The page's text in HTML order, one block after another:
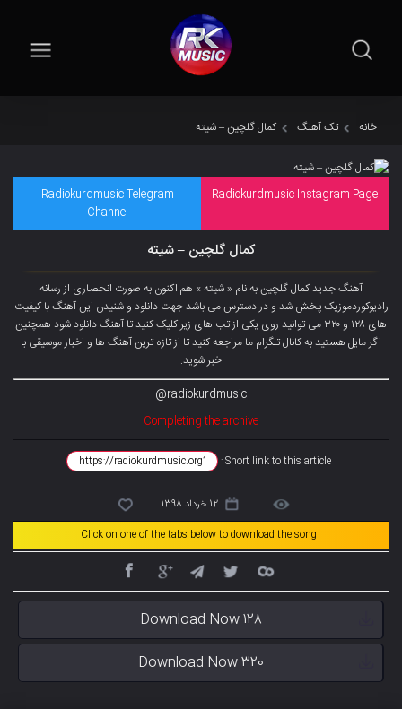
خانه تک آهنگ کمال گلچین – شیته
Radiokurdmusic Instagram Page
Radiokurdmusic Telegram
Channel
کمال گلچین – شیته
آهنگ جدید کمال گلچین به نام « شیته » هم اکنون به صورت انحصاری از رسانه
رادیوکوردموزیک پخش شد و در دسترس می باشد جهت دانلود و شنیدن این آهنگ با کیفیت
های ۱۲۸ و ۳۲۰ می توانید روی یکی از تب های زیر کلیک کنید تا آهنگ دانلود شود همچنین
اگر مایل هستید به کانال تلگرام ما مراجعه کنید تا از تازه ترین آهنگ ها و اخبار موسیقی با
خبر شوید.
radiokurdmusic@
Completing the archive
Short link to this article :
12 خرداد 1398
Click on one of the tabs below to download the song
Download Now 128
Download Now 320